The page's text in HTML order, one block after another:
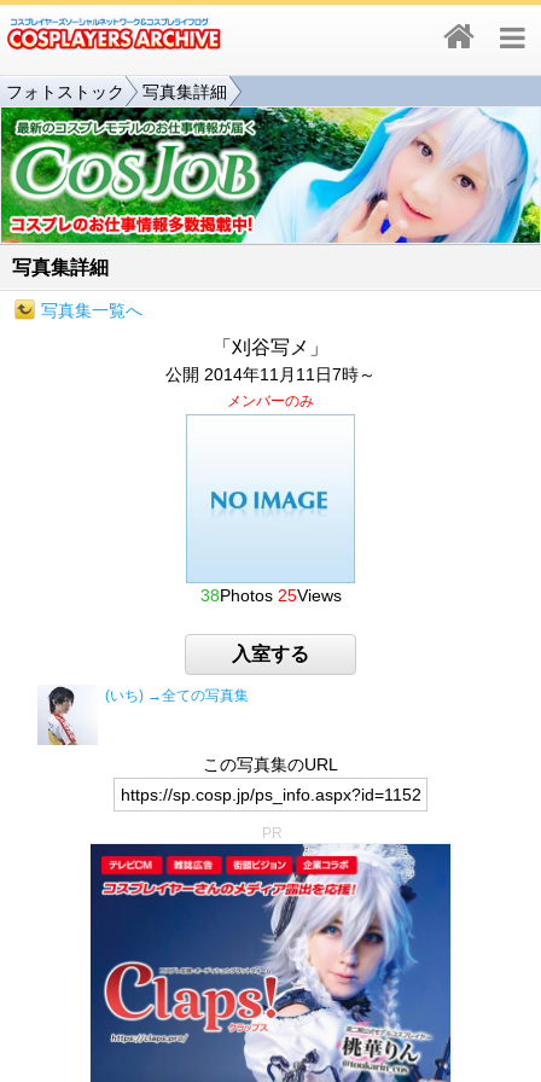
フォトストック 写真集詳細
写真集詳細
写真集一覧へ
「刈谷写メ」
公開 2014年11月11日7時～
メンバーのみ
38Photos 25Views
入室する
(いち) →全ての写真集
この写真集のURL
PR